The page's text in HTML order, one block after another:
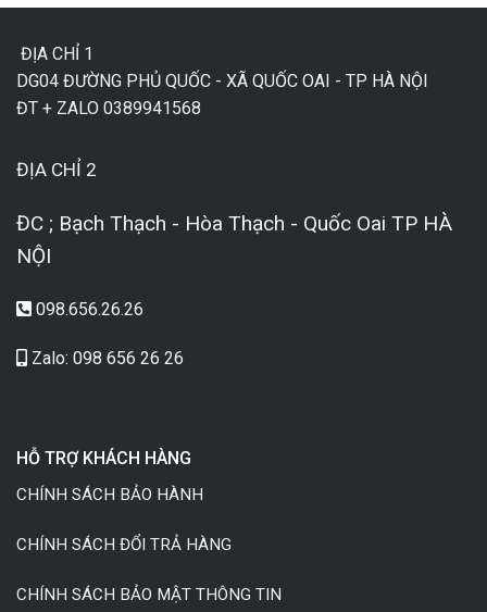
ĐỊA CHỈ 1
DG04 ĐƯỜNG PHỦ QUỐC - XÃ QUỐC OAI - TP HÀ NỘI
ĐT + ZALO 0389941568
ĐỊA CHỈ 2
ĐC ; Bạch Thạch - Hòa Thạch - Quốc Oai TP HÀ
NỘI
098.656.26.26
Zalo: 098 656 26 26
HỖ TRỢ KHÁCH HÀNG
CHÍNH SÁCH BẢO HÀNH
CHÍNH SÁCH ĐỔI TRẢ HÀNG
CHÍNH SÁCH BẢO MẬT THÔNG TIN